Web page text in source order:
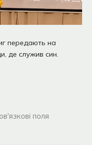
передають на
де служив син.
поля